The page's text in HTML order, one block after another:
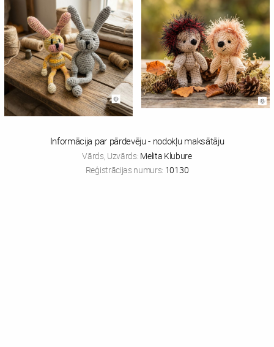
Informācija par pārdevēju - nodokļu maksātāju
Vārds, Uzvārds: Melita Klubure
Reģistrācijas numurs: 10130